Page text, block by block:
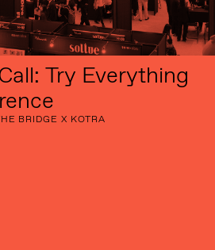
Try Everything
BRIDGE X KOTRA